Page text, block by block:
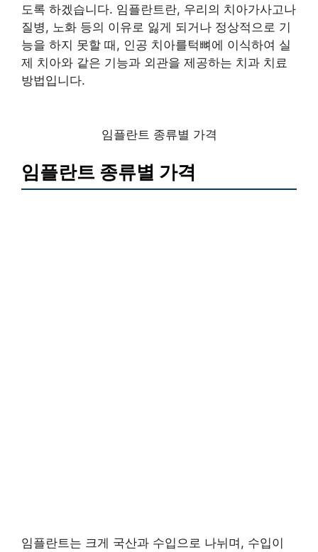
도록 하겠습니다. 임플란트란, 우리의 치아가사고나
질병, 노화 등의 이유로 잃게 되거나 정상적으로 기
능을 하지 못할 때, 인공 치아를턱뼈에 이식하여 실
제 치아와 같은 기능과 외관을 제공하는 치과 치료
방법입니다.
임플란트 종류별 가격
임플란트 종류별 가격
임플란트는 크게 국산과 수입으로 나뉘며, 수입이